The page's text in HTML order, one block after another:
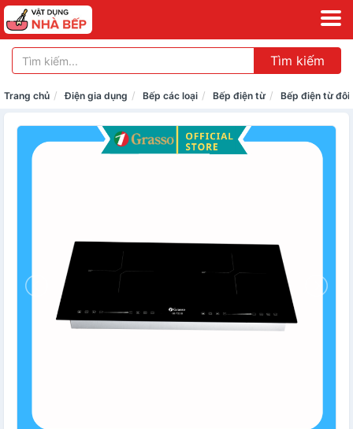
Tìm kiếm
Trang chủ Điện gia dụng Bếp các loại Bếp điện từ Bếp điện từ đôi